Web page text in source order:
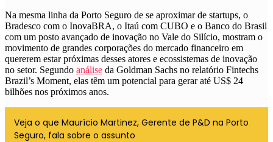
Na mesma linha da Porto Seguro de se aproximar de startups, o
Bradesco com o InovaBRA, o Itaú com CUBO e o Banco do Brasil
com um posto avançado de inovação no Vale do Silício, mostram o
movimento de grandes corporações do mercado financeiro em
quererem estar próximas desses atores e ecossistemas de inovação
no setor. Segundo análise da Goldman Sachs no relatório Fintechs
Brazil’s Moment, elas têm um potencial para gerar até US$ 24
bilhões nos próximos anos.
Veja o que Maurício Martinez, Gerente de P&D na Porto
Seguro, fala sobre o assunto